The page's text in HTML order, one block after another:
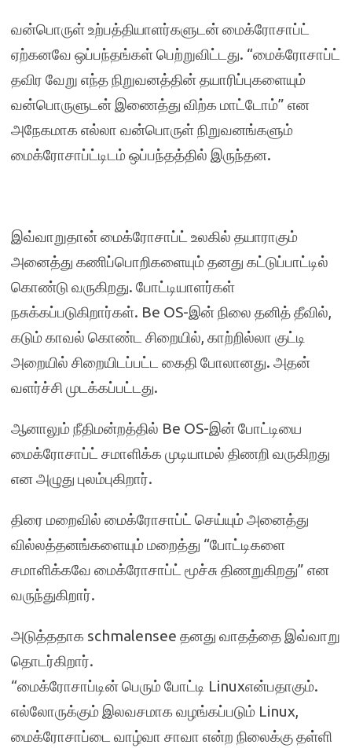
வன்பொருள் உற்பத்தியாளர்களுடன் மைக்ரோசாப்ட்
ஏற்கனவே ஒப்பந்தங்கள் பெற்றுவிட்டது. “மைக்ரோசாப்ட்
தவிர வேறு எந்த நிறுவனத்தின் தயாரிப்புகளையும்
வன்பொருளுடன் இணைத்து விற்க மாட்டோம்” என
அநேகமாக எல்லா வன்பொருள் நிறுவனங்களும்
மைக்ரோசாப்ட்டிடம் ஒப்பந்தத்தில் இருந்தன.
இவ்வாறுதான் மைக்ரோசாப்ட் உலகில் தயாராகும்
அனைத்து கணிப்பொறிகளையும் தனது கட்டுப்பாட்டில்
கொண்டு வருகிறது. போட்டியாளர்கள்
நசுக்கப்படுகிறார்கள். Be OS-இன் நிலை தனித் தீவில்,
கடும் காவல் கொண்ட சிறையில், காற்றில்லா குட்டி
அறையில் சிறையிடப்பட்ட கைதி போலானது. அதன்
வளர்ச்சி முடக்கப்பட்டது.
ஆனாலும் நீதிமன்றத்தில் Be OS-இன் போட்டியை
மைக்ரோசாப்ட் சமாளிக்க முடியாமல் திணறி வருகிறது
என அழுது புலம்புகிறார்.
திரை மறைவில் மைக்ரோசாப்ட் செய்யும் அனைத்து
வில்லத்தனங்களையும் மறைத்து “போட்டிகளை
சமாளிக்கவே மைக்ரோசாப்ட் மூச்சு திணறுகிறது” என
வருந்துகிறார்.
அடுத்ததாக schmalensee தனது வாதத்தை இவ்வாறு
தொடர்கிறார்.
“மைக்ரோசாப்டின் பெரும் போட்டி Linuxஎன்பதாகும்.
எல்லோருக்கும் இலவசமாக வழங்கப்படும் Linux,
மைக்ரோசாப்டை வாழ்வா சாவா என்ற நிலைக்கு தள்ளி